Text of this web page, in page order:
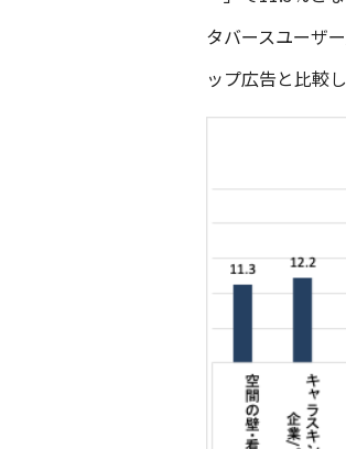
タバースユーザ
ップ広告と比較